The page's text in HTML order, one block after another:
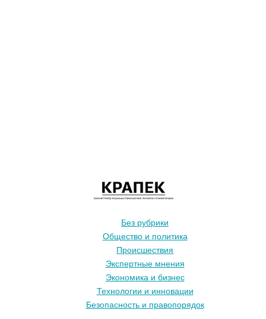
Без рубрики
Общество и политика
Происшествия
Экспертные мнения
Экономика и бизнес
Технологии и инновации
Безопасность и правопорядок